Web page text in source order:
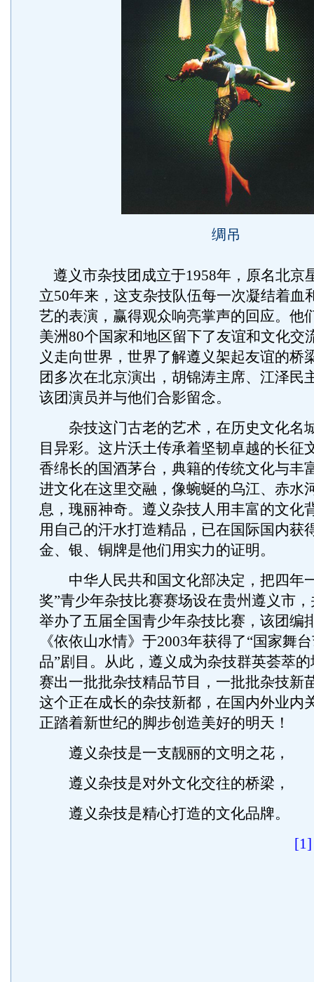
绸吊
遵义市杂技团成立于1958年，原名北京
立50年来，这支杂技队伍每一次凝结着血
艺的表演，赢得观众响亮掌声的回应。他
美洲80个国家和地区留下了友谊和文化交
义走向世界，世界了解遵义架起友谊的桥
团多次在北京演出，胡锦涛主席、江泽民
该团演员并与他们合影留念。
杂技这门古老的艺术，在历史文化名
目异彩。这片沃土传承着坚韧卓越的长征
香绵长的国酒茅台，典籍的传统文化与丰
进文化在这里交融，像蜿蜒的乌江、赤水
息，瑰丽神奇。遵义杂技人用丰富的文化
用自己的汗水打造精品，已在国际国内获
金、银、铜牌是他们用实力的证明。
中华人民共和国文化部决定，把四年
奖”青少年杂技比赛赛场设在贵州遵义市
举办了五届全国青少年杂技比赛，该团编
《依依山水情》于2003年获得了“国家舞
品”剧目。从此，遵义成为杂技群英荟萃
赛出一批批杂技精品节目，一批批杂技新
这个正在成长的杂技新都，在国内外业内
正踏着新世纪的脚步创造美好的明天！
遵义杂技是一支靓丽的文明之花，
遵义杂技是对外文化交往的桥梁，
遵义杂技是精心打造的文化品牌。